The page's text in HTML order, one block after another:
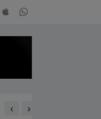
Avanzan las nuevas
‹ ›